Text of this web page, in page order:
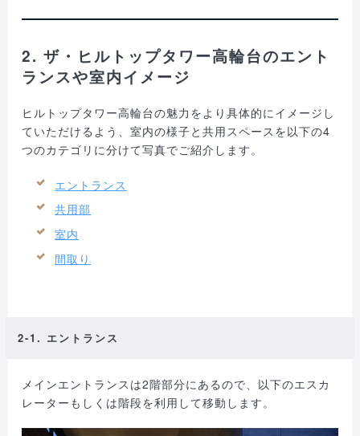
2. ザ・ヒルトップタワー高輪台のエント
ランスや室内イメージ
ヒルトップタワー高輪台の魅力をより具体的にイメージし
ていただけるよう、室内の様子と共用スペースを以下の4
つのカテゴリに分けて写真でご紹介します。
エントランス
共用部
室内
間取り
2-1. エントランス
メインエントランスは2階部分にあるので、以下のエスカ
レーターもしくは階段を利用して移動します。